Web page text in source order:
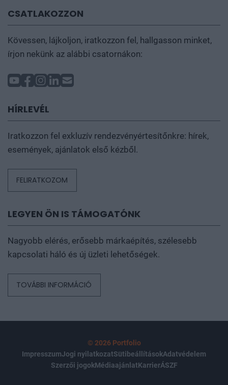
CSATLAKOZZON
Kövessen, lájkoljon, iratkozzon fel, hallgasson minket,
írjon nekünk az alábbi csatornákon:
HÍRLEVÉL
Iratkozzon fel exkluzív rendezvényértesítőnkre: hírek,
események, ajánlatok első kézből.
FELIRATKOZOM
LEGYEN ÖN IS TÁMOGATÓNK
Nagyobb elérés, erősebb márkaépítés, szélesebb
kapcsolati háló és új üzleti lehetőségek.
TOVÁBBI INFORMÁCIÓ
© 2026 Portfolio
ImpresszumJogi nyilatkozatSütibeállításokAdatvédelem
Szerzői jogokMédiaajánlatKarrierÁSZF